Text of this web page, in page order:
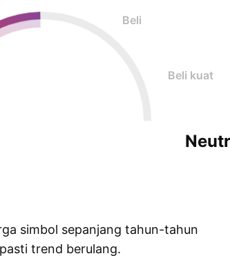
Beli
Beli kuat
simbol sepanjang tahun-tahun
trend berulang.